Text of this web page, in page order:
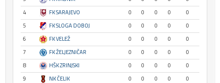
4
FK SARAJEVO 0 0 0 0
0
5
FK SLOGA DOBOJ 0 0 0 0
0
6
FK VELEŽ 0 0 0 0
0
7
FK ŽELJEZNIČAR 0 0 0 0
0
8
HŠK ZRINJSKI 0 0 0 0
0
9
NK ČELIK 0 0 0 0
0